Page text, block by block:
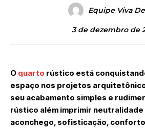
Equipe Viva
3 de dezembro de
O quarto rústico está
espaço nos projetos
seu acabamento simples e
rústico além imprimir
aconchego, sofisticação,